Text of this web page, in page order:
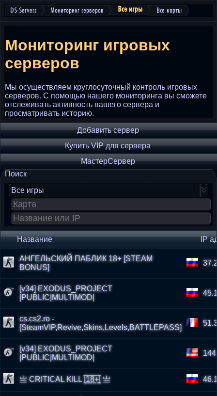
DS-Servers Мониторинг серверов Все игры Все карты
Мониторинг игровых
серверов
Мы осуществляем круглосуточный контроль игровых
серверов. С помощью нашего мониторинга вы сможете
отслеживать активность вашего сервера и
просматривать историю.
Добавить сервер
Купить VIP для сервера
МастерСервер
Поиск
Все игры
Название IP
АНГЕЛЬСКИЙ ПАБЛИК 18+ [STEAM
BONUS]
[v34] EXODUS_PROJECT
|PUBLIC|MULTIMOD|
cs.cs2.ro -
[SteamVIP,Revive,Skins,Levels,BATTLEPASS]
[v34] EXODUS_PROJECT
|PUBLIC|MULTIMOD|
亗 CRITICAL KILL |͇̿1͇̿8͇̿+͇̿| 亗